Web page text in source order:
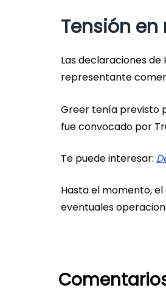
Tensión
Las declaraciones
representante
Greer tenía previsto
fue convocado por
Te puede interesar:
Hasta el momento,
eventuales